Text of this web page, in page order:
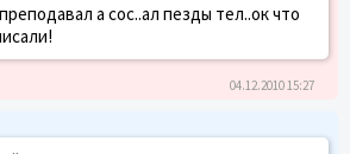
а сос..ал пезды тел..ок что
04.12.2010 15:27